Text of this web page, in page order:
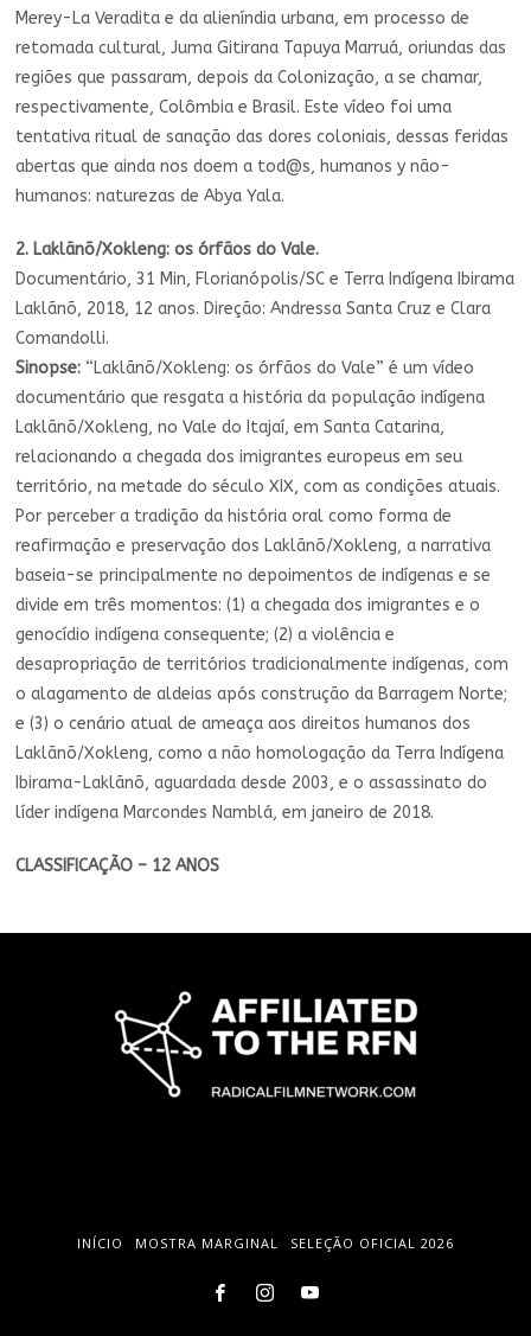
Merey-La Veradita e da alieníndia urbana, em processo de
retomada cultural, Juma Gitirana Tapuya Marruá, oriundas das
regiões que passaram, depois da Colonização, a se chamar,
respectivamente, Colômbia e Brasil. Este vídeo foi uma
tentativa ritual de sanação das dores coloniais, dessas feridas
abertas que ainda nos doem a tod@s, humanos y não-
humanos: naturezas de Abya Yala.
2. Laklãnõ/Xokleng: os órfãos do Vale.
Documentário, 31 Min, Florianópolis/SC e Terra Indígena Ibirama
Laklãnõ, 2018, 12 anos. Direção: Andressa Santa Cruz e Clara
Comandolli.
Sinopse: “Laklãnõ/Xokleng: os órfãos do Vale” é um vídeo
documentário que resgata a história da população indígena
Laklãnõ/Xokleng, no Vale do Itajaí, em Santa Catarina,
relacionando a chegada dos imigrantes europeus em seu
território, na metade do século XIX, com as condições atuais.
Por perceber a tradição da história oral como forma de
reafirmação e preservação dos Laklãnõ/Xokleng, a narrativa
baseia-se principalmente no depoimentos de indígenas e se
divide em três momentos: (1) a chegada dos imigrantes e o
genocídio indígena consequente; (2) a violência e
desapropriação de territórios tradicionalmente indígenas, com
o alagamento de aldeias após construção da Barragem Norte;
e (3) o cenário atual de ameaça aos direitos humanos dos
Laklãnõ/Xokleng, como a não homologação da Terra Indígena
Ibirama-Laklãnõ, aguardada desde 2003, e o assassinato do
líder indígena Marcondes Namblá, em janeiro de 2018.
CLASSIFICAÇÃO – 12 ANOS
INÍCIO MOSTRA MARGINAL SELEÇÃO OFICIAL 2026